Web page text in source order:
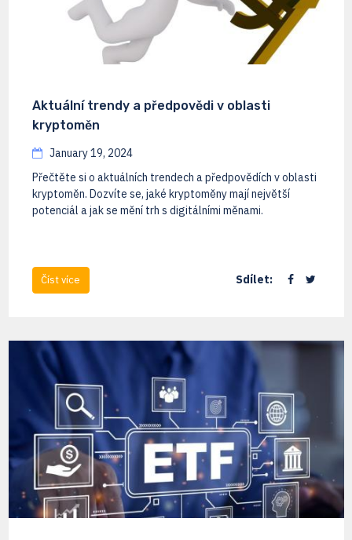
Aktuální trendy a předpovědi v oblasti
kryptoměn
January 19, 2024
Přečtěte si o aktuálních trendech a předpovědích v oblasti
kryptoměn. Dozvíte se, jaké kryptoměny mají největší
potenciál a jak se mění trh s digitálními měnami.
Číst více Sdílet: